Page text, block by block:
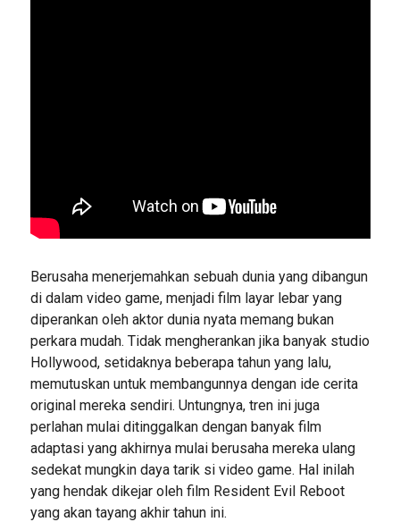
Berusaha menerjemahkan sebuah dunia yang dibangun
di dalam video game, menjadi film layar lebar yang
diperankan oleh aktor dunia nyata memang bukan
perkara mudah. Tidak mengherankan jika banyak studio
Hollywood, setidaknya beberapa tahun yang lalu,
memutuskan untuk membangunnya dengan ide cerita
original mereka sendiri. Untungnya, tren ini juga
perlahan mulai ditinggalkan dengan banyak film
adaptasi yang akhirnya mulai berusaha mereka ulang
sedekat mungkin daya tarik si video game. Hal inilah
yang hendak dikejar oleh film Resident Evil Reboot
yang akan tayang akhir tahun ini.